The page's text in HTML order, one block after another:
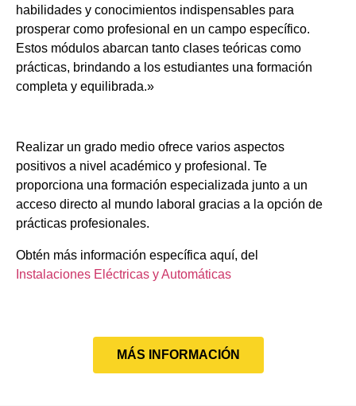
habilidades y conocimientos indispensables para
prosperar como profesional en un campo específico.
Estos módulos abarcan tanto clases teóricas como
prácticas, brindando a los estudiantes una formación
completa y equilibrada.»
Realizar un grado medio ofrece varios aspectos
positivos a nivel académico y profesional. Te
proporciona una formación especializada junto a un
acceso directo al mundo laboral gracias a la opción de
prácticas profesionales.
Obtén más información específica aquí, del
Instalaciones Eléctricas y Automáticas
MÁS INFORMACIÓN